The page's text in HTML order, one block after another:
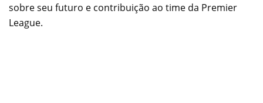
sobre seu futuro e contribuição ao time da Premier
League.